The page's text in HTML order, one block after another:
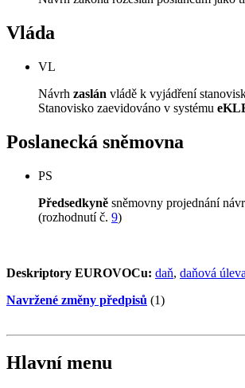
Vláda
VL
Návrh zaslán vládě k vyjádření
Stanovisko zaevidováno v systému
Poslanecká sněmovna
PS
Předsedkyně sněmovny projednání
(rozhodnutí č. 9)
Deskriptory EUROVOCu: daň, daňová úleva
Navržené změny předpisů (1)
Hlavní menu